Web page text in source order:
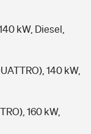
kW, Diesel,
140 kW,
160 kW,